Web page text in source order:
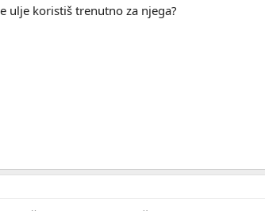
ulje koristiš trenutno za njega?